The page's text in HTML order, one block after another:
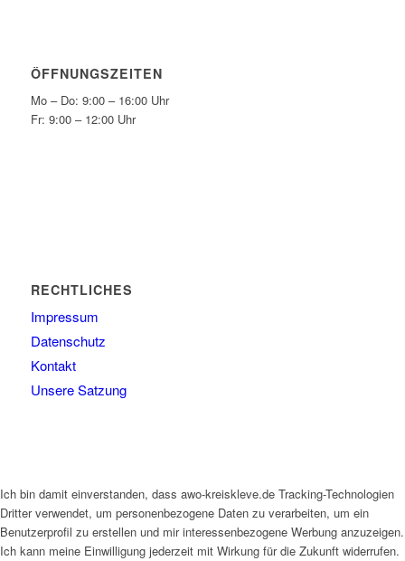
ÖFFNUNGSZEITEN
Mo – Do: 9:00 – 16:00 Uhr
Fr: 9:00 – 12:00 Uhr
RECHTLICHES
Impressum
Datenschutz
Kontakt
Unsere Satzung
Ich bin damit einverstanden, dass awo-kreiskleve.de Tracking-Technologien
Dritter verwendet, um personenbezogene Daten zu verarbeiten, um ein
Benutzerprofil zu erstellen und mir interessenbezogene Werbung anzuzeigen.
Ich kann meine Einwilligung jederzeit mit Wirkung für die Zukunft widerrufen.